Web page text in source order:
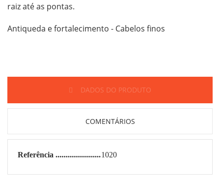
raiz até as pontas.
Antiqueda e fortalecimento - Cabelos finos
DADOS DO PRODUTO
COMENTÁRIOS
Referência 1020